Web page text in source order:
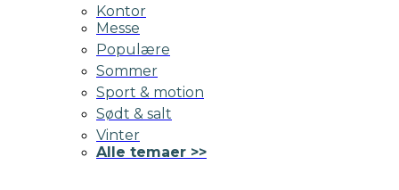
Kontor
Messe
Populære
Sommer
Sport & motion
Sødt & salt
Vinter
Alle temaer >>